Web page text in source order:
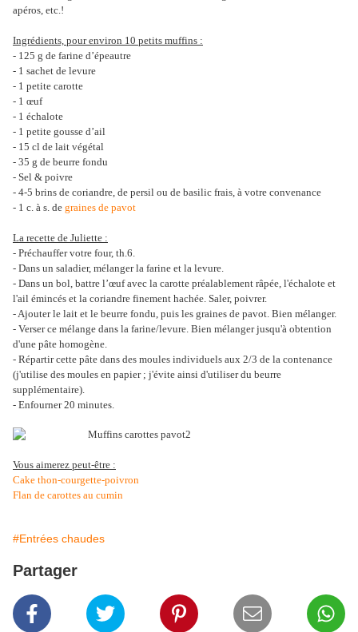
apéros, etc.!
Ingrédients, pour environ 10 petits muffins :
- 125 g de farine d’épeautre
- 1 sachet de levure
- 1 petite carotte
- 1 œuf
- 1 échalote
- 1 petite gousse d’ail
- 15 cl de lait végétal
- 35 g de beurre fondu
- Sel & poivre
- 4-5 brins de coriandre, de persil ou de basilic frais, à votre convenance
- 1 c. à s. de graines de pavot
La recette de Juliette :
- Préchauffer votre four, th.6.
- Dans un saladier, mélanger la farine et la levure.
- Dans un bol, battre l’œuf avec la carotte préalablement râpée, l'échalote et
l'ail émincés et la coriandre finement hachée. Saler, poivrer.
- Ajouter le lait et le beurre fondu, puis les graines de pavot. Bien mélanger.
- Verser ce mélange dans la farine/levure. Bien mélanger jusqu'à obtention
d'une pâte homogène.
- Répartir cette pâte dans des moules individuels aux 2/3 de la contenance
(j'utilise des moules en papier ; j'évite ainsi d'utiliser du beurre
supplémentaire).
- Enfourner 20 minutes.
Vous aimerez peut-être :
Cake thon-courgette-poivron
Flan de carottes au cumin
#Entrées chaudes
Partager